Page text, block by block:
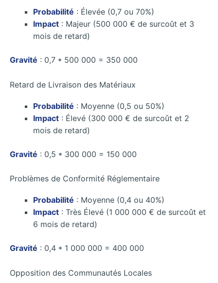
Probabilité : Élevée (0,7 ou 70%)
Impact : Majeur (500 000 € de surcoût et 3
mois de retard)
Gravité : 0,7 * 500 000 = 350 000
Retard de Livraison des Matériaux
Probabilité : Moyenne (0,5 ou 50%)
Impact : Élevé (300 000 € de surcoût et 2
mois de retard)
Gravité : 0,5 * 300 000 = 150 000
Problèmes de Conformité Réglementaire
Probabilité : Moyenne (0,4 ou 40%)
Impact : Très Élevé (1 000 000 € de surcoût et
6 mois de retard)
Gravité : 0,4 * 1 000 000 = 400 000
Opposition des Communautés Locales